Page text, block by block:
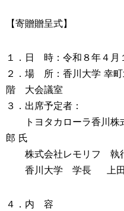
【寄贈贈呈式】
１．日 時：令和８年４月
２．場 所：香川大学 幸
階 大会議室
３．出席予定者：
トヨタカローラ香川
郎 氏
株式会社レモリフ
香川大学 学長 上
４．内 容